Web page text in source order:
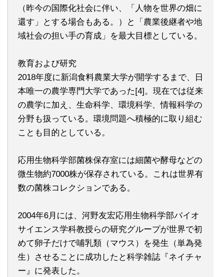
（昨今の国際化社会に伴い、「人物を世界の畑に
還す」とする場合もある。）と「農業後継者や地
域社会の担い手の育成」を最大目標としている。
教育および研究
2018年度に新潟食料農業大学が開学するまで、日
本唯一の農学専門大学であった[4]。現在では従来
の農学に加え、生命科学、環境科学、情報科学の
分野も扱っている。環境問題へ積極的に取り組む
ことも目的としている。
応用生物科学部菌株保存室には細菌や酵母などの
微生物約7000株が保存されている。これは世界有
数の菌株コレクションである。
2004年6月には、河野友宏応用生物科学部バイオ
サイエンス学科教授らの研究グループが世界で初
めて卵子だけで哺乳類（マウス）を発生（単為発
生）させることに成功したと科学雑誌『ネイチャ
ー』に発表した。